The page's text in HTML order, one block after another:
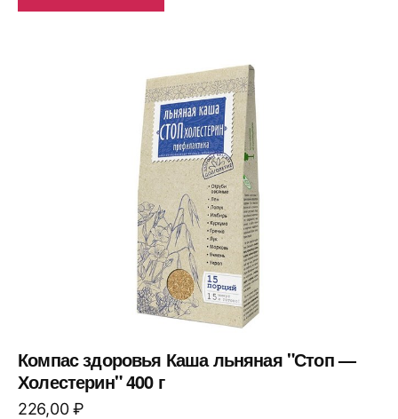
Компас здоровья Каша льняная "Стоп —
Холестерин" 400 г
226,00₽